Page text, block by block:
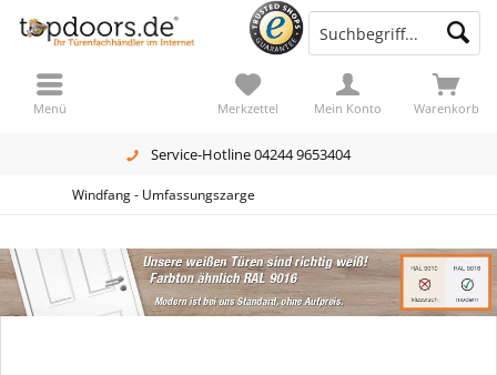
Service-Hotline 04244 9653404
Warenkorb
Merkzettel Mein Konto
Menü
Windfang - Umfassungszarge